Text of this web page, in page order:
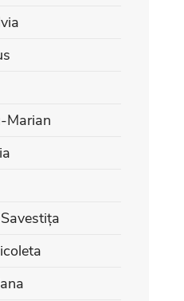
Marian